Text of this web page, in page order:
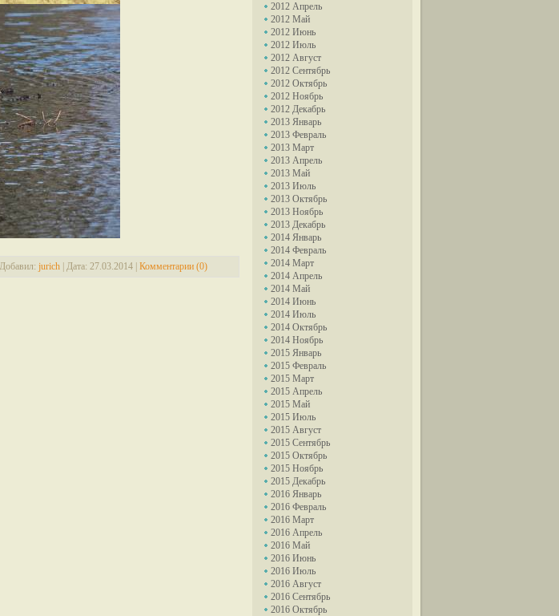
2012 Апрель
2012 Май
2012 Июнь
2012 Июль
2012 Август
2012 Сентябрь
2012 Октябрь
2012 Ноябрь
2012 Декабрь
2013 Январь
2013 Февраль
2013 Март
2013 Апрель
2013 Май
2013 Июль
2013 Октябрь
2013 Ноябрь
2013 Декабрь
2014 Январь
2014 Февраль
2014 Март
2014 Апрель
2014 Май
2014 Июнь
2014 Июль
2014 Октябрь
2014 Ноябрь
2015 Январь
2015 Февраль
2015 Март
2015 Апрель
2015 Май
2015 Июль
2015 Август
2015 Сентябрь
2015 Октябрь
2015 Ноябрь
2015 Декабрь
2016 Январь
2016 Февраль
2016 Март
2016 Апрель
2016 Май
2016 Июнь
2016 Июль
2016 Август
2016 Сентябрь
2016 Октябрь
Добавил: jurich Дата: 27.03.2014 Комментарии (0)